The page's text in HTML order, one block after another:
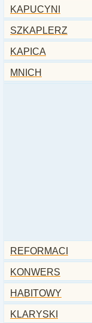
KAPUCYNI
SZKAPLERZ
KAPICA
MNICH
REFORMACI
KONWERS
HABITOWY
KLARYSKI